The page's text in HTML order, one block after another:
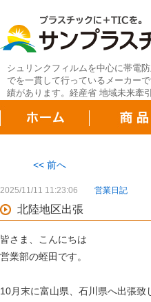
シュリンクフィルムを中心に帯電
でを一貫して行っているメーカー
績があります。経産省 地域未来牽
<< 前へ
2025/11/11 11:23:06 営業日記
北陸地区出張
皆さま、こんにちは
営業部の蛭田です。
10月末に富山県、石川県へ出張致